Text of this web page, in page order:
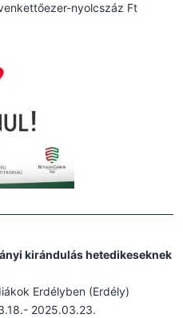
nyolcszáz Ft
kirándulás hetedikeseknek
Erdélyben (Erdély)
2025.03.23.